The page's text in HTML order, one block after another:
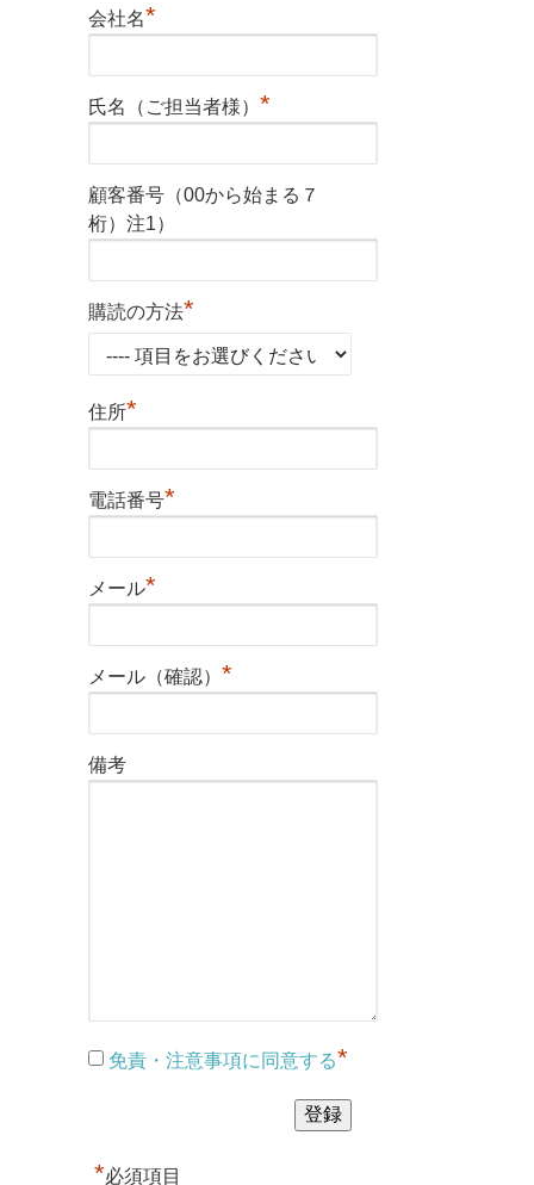
会社名*
氏名（ご担当者様） *
顧客番号（00から始まる７
桁）注1）
購読の方法*
住所*
電話番号*
メール*
メール（確認） *
備考
免責・注意事項に同意する*
*必須項目